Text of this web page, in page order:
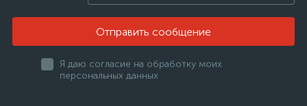
Отправить сообщение
Я даю согласие на обработку моих
персональных данных